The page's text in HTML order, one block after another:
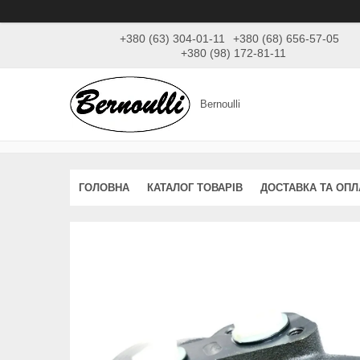
+380 (63) 304-01-11
+380 (68) 656-57-05
+380 (98) 172-81-11
Bernoulli
ГОЛОВНА КАТАЛОГ ТОВАРІВ ДОСТАВКА ТА